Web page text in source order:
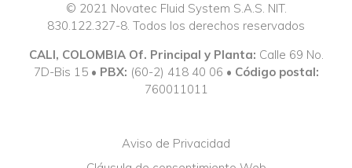
© 2021 Novatec Fluid System S.A.S. NIT.
830.122.327-8. Todos los derechos reservados
CALI, COLOMBIA Of. Principal y Planta: Calle 69 No.
7D-Bis 15 • PBX: (60-2) 418 40 06 • Código postal:
760011011
Aviso de Privacidad